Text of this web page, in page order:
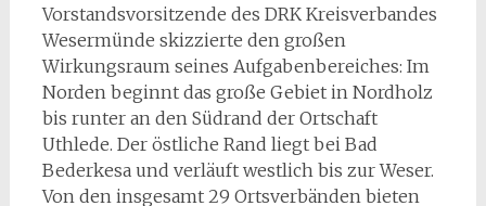
Vorstandsvorsitzende des DRK Kreisverbandes
Wesermünde skizzierte den großen
Wirkungsraum seines Aufgabenbereiches: Im
Norden beginnt das große Gebiet in Nordholz
bis runter an den Südrand der Ortschaft
Uthlede. Der östliche Rand liegt bei Bad
Bederkesa und verläuft westlich bis zur Weser.
Von den insgesamt 29 Ortsverbänden bieten